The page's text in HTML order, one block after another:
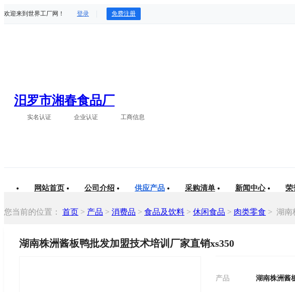
欢迎来到世界工厂网！ 登录 免费注册
汨罗市湘春食品厂
实名认证 企业认证 工商信息
网站首页 公司介绍 供应产品 采购清单 新闻中心 荣
您当前的位置： 首页 > 产品 > 消费品 > 食品及饮料 > 休闲食品 > 肉类零食 > 湖南
湖南株洲酱板鸭批发加盟技术培训厂家直销xs350
产品 湖南株洲酱